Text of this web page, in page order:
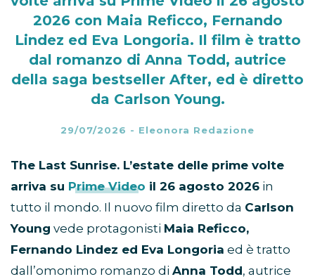
2026 con Maia Reficco, Fernando
Lindez ed Eva Longoria. Il film è tratto
dal romanzo di Anna Todd, autrice
della saga bestseller After, ed è diretto
da Carlson Young.
29/07/2026 - Eleonora Redazione
The Last Sunrise. L’estate delle prime volte
arriva su Prime Video il 26 agosto 2026 in
tutto il mondo. Il nuovo film diretto da Carlson
Young vede protagonisti Maia Reficco,
Fernando Lindez ed Eva Longoria ed è tratto
dall’omonimo romanzo di Anna Todd, autrice